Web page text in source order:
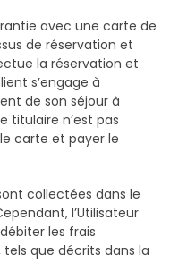
avec une carte de
de réservation et
la réservation et
s’engage à
de son séjour à
titulaire n’est pas
carte et payer le
collectées dans le
l’Utilisateur
les frais
que décrits dans la